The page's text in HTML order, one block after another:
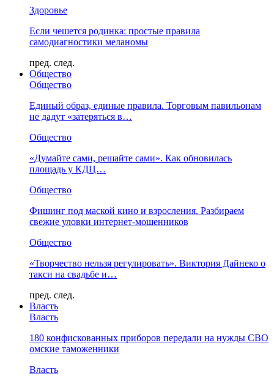
Здоровье
Если чешется родинка: простые правила
самодиагностики меланомы
пред. след.
Общество
Общество
Единый образ, единые правила. Торговым павильонам
не дадут «затеряться в…
Общество
«Думайте сами, решайте сами». Как обновилась
площадь у КДЦ…
Общество
Фишинг под маской кино и взросления. Разбираем
свежие уловки интернет-мошенников
Общество
«Творчество нельзя регулировать». Виктория Дайнеко о
такси на свадьбе и…
пред. след.
Власть
Власть
180 конфискованных приборов передали на нужды СВО
омские таможенники
Власть